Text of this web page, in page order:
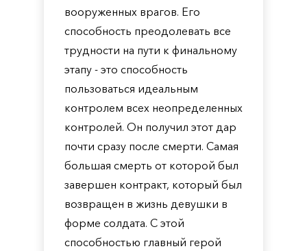
вооруженных врагов. Его
способность преодолевать все
трудности на пути к финальному
этапу - это способность
пользоваться идеальным
контролем всех неопределенных
контролей. Он получил этот дар
почти сразу после смерти. Самая
большая смерть от которой был
завершен контракт, который был
возвращен в жизнь девушки в
форме солдата. С этой
способностью главный герой